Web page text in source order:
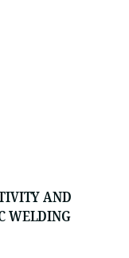
AND
WELDING